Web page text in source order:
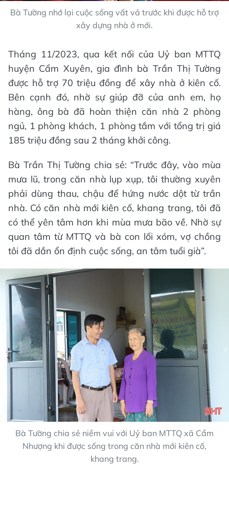
Bà Tường nhớ lại cuộc sống vất vả trước khi được hỗ trợ
xây dựng nhà ở mới.
Tháng 11/2023, qua kết nối của Uỷ ban MTTQ
huyện Cẩm Xuyên, gia đình bà Trần Thị Tường
được hỗ trợ 70 triệu đồng để xây nhà ở kiên cố.
Bên cạnh đó, nhờ sự giúp đỡ của anh em, họ
hàng, ông bà đã hoàn thiện căn nhà 2 phòng
ngủ, 1 phòng khách, 1 phòng tắm với tổng trị giá
185 triệu đồng sau 2 tháng khởi công.
Bà Trần Thị Tường chia sẻ: “Trước đây, vào mùa
mưa lũ, trong căn nhà lụp xụp, tôi thường xuyên
phải dùng thau, chậu để hứng nước dột từ trần
nhà. Có căn nhà mới kiên cố, khang trang, tôi đã
có thể yên tâm hơn khi mùa mưa bão về. Nhờ sự
quan tâm từ MTTQ và bà con lối xóm, vợ chồng
tôi đã dần ổn định cuộc sống, an tâm tuổi già”.
Bà Tường chia sẻ niềm vui với Uỷ ban MTTQ xã Cẩm
Nhượng khi được sống trong căn nhà mới kiên cố,
khang trang.